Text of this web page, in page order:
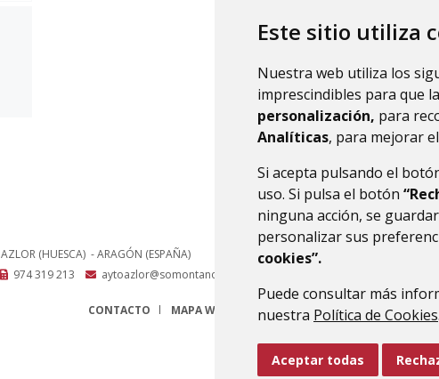
Este sitio utiliza
Nuestra web utiliza los
imprescindibles para que
personalización, para
Analíticas, para mejorar
Si acepta pulsando el
uso. Si pulsa el botón
ninguna acción, se
personalizar sus
cookies”.
Puede consultar más
nuestra Política de Cookies.
Aceptar todas
AZLOR (HUESCA) - ARAGÓN (ESPAÑA)
974 319 213 aytoazlor@somontano.org
CONTACTO MAPA WEB AVISO LEGAL PROTECCIÓN DE